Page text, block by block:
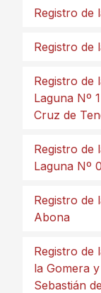
Registro de
Registro de
Registro de
Laguna Nº
Cruz de
Registro de
Laguna Nº
Registro de
Abona
Registro de
la Gomera
Sebastián